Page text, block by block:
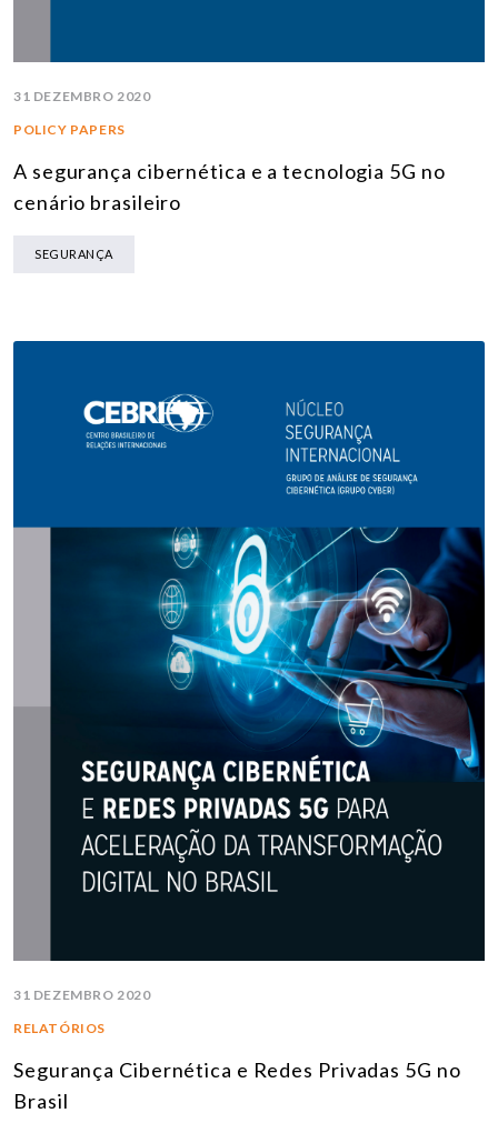
31 DEZEMBRO 2020
POLICY PAPERS
A segurança cibernética e a tecnologia 5G no
cenário brasileiro
SEGURANÇA
31 DEZEMBRO 2020
RELATÓRIOS
Segurança Cibernética e Redes Privadas 5G no
Brasil